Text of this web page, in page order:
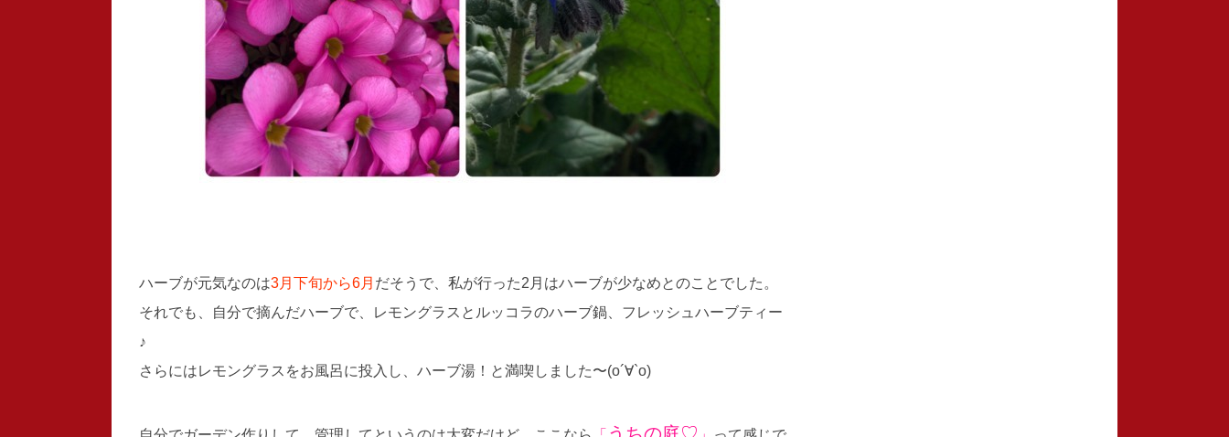
ハーブが元気なのは3月下旬から6月 だそうで、私が行った2月はハーブが少なめとのことでした。
それでも、自分で摘んだハーブで、レモングラスとルッコラのハーブ鍋、フレッシュハーブティー
♪
さらにはレモングラスをお風呂に投入し、ハーブ湯！と満喫しました〜(о´∀`о)